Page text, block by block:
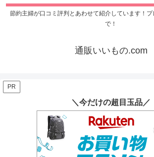
節約主婦が口コミ評判とあわせて紹介しています！プ
で！
通販いいもの.com
PR
＼今だけの超目玉品／